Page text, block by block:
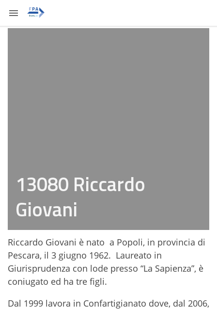
13080 Riccardo
Giovani
Riccardo Giovani è nato a Popoli, in provincia di
Pescara, il 3 giugno 1962. Laureato in
Giurisprudenza con lode presso “La Sapienza”, è
coniugato ed ha tre figli.
Dal 1999 lavora in Confartigianato dove, dal 2006,